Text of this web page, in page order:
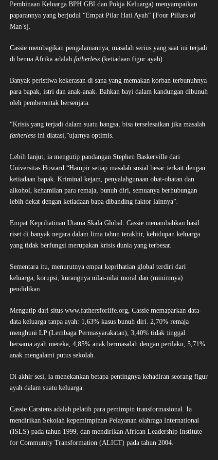
Pembinaan Keluarga BPH GBI dan Pokja Keluarga) menyampaikan
paparannya yang berjudul “Empat Pilar Hati Ayah” [Four Pillars of
Man’s].
Cassie membagikan pengalamannya, masalah serius yang saat ini terjadi
di benua Afrika adalah fatherless (ketiadaan figur ayah).
Banyak peristiwa kekerasan di sana yang memakan korban terbunuhnya
para bapak, istri dan anak-anak. Bahkan bayi dalam kandungan dibunuh
oleh pemberontak bersenjata.
“Krisis yang terjadi dalam suatu bangsa, bisa terselesaikan jika masalah
fatherless ini diatasi,”ujarnya optimis.
Lebih lanjut, ia mengutip pandangan Stephen Baskerville dari
Universitas Howard “Hampir setiap masalah sosial besar terkait dengan
ketiadaan bapak. Kriminal kejam, penyalahgunaan obat-obatan dan
alkohol, kehamilan para remaja, bunuh diri, semuanya berhubungan
lebih dekat dengan ketiadaan bapa dibanding faktor lainnya”.
Empat Keprihatinan Utama Skala Global. Cassie menambahkan hasil
riset di banyak negara dalam lima tahun terakhir, kehidupan keluarga
yang tidak berfungsi merupakan krisis dunia yang terbesar.
Sementara itu, menurutnya empat keprihatian global terdiri dari
keluarga, korupsi, kurangnya nilai-nilai moral dan (minimnya)
pendidikan.
Mengutip dari situs www.fathersforlife.org, Cassie memaparkan data-
data keluarga tanpa ayah: 1,63% kasus bunuh diri. 2,70% remaja
menghuni LP (Lembaga Permasyarakatan), 3,40% tidak tinggal
bersama ayah mereka, 4,85% anak bermasalah dengan perilaku, 5,71%
anak mengalami putus sekolah.
Di akhir sesi, ia menekankan betapa pentingnya kehadiran seorang figur
ayah dalam suatu keluarga.
Cassie Carstens adalah pelatih para pemimpin transformasional. Ia
mendirikan Sekolah kepemimpinan Pelayanan olahraga International
(ISLS) pada tahun 1999, dan mendirikan African Leadership Institute
for Community Transformation (ALICT) pada tahun 2004.